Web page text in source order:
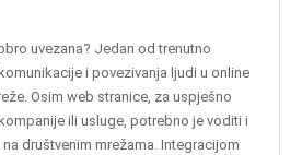
uvezana? Jedan od trenutno
i povezivanja ljudi u online
Osim web stranice, za uspješno
ili usluge, potrebno je voditi i
društvenim mrežama. Integracijom